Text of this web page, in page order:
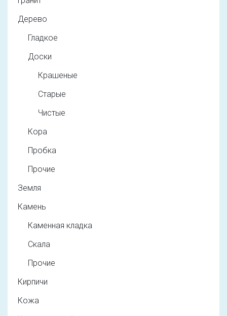
Дерево
Гладкое
Доски
Крашеные
Старые
Чистые
Кора
Пробка
Прочие
Земля
Камень
Каменная кладка
Скала
Прочие
Кирпичи
Кожа